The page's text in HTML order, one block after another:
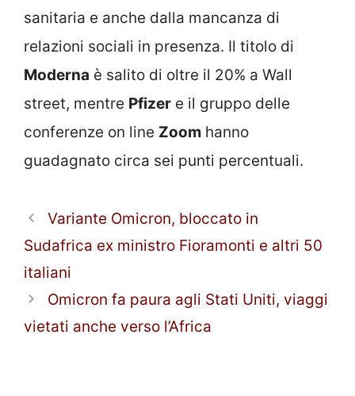
sanitaria e anche dalla mancanza di
relazioni sociali in presenza. Il titolo di
Moderna è salito di oltre il 20% a Wall
street, mentre Pfizer e il gruppo delle
conferenze on line Zoom hanno
guadagnato circa sei punti percentuali.
Variante Omicron, bloccato in
Sudafrica ex ministro Fioramonti e altri 50
italiani
Omicron fa paura agli Stati Uniti, viaggi
vietati anche verso l’Africa